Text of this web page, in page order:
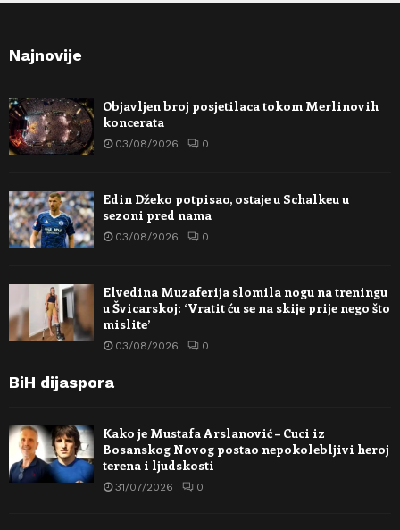
Najnovije
Objavljen broj posjetilaca tokom Merlinovih
koncerata
03/08/2026 0
Edin Džeko potpisao, ostaje u Schalkeu u
sezoni pred nama
03/08/2026 0
Elvedina Muzaferija slomila nogu na treningu
u Švicarskoj: ‘Vratit ću se na skije prije nego što
mislite’
03/08/2026 0
BiH dijaspora
Kako je Mustafa Arslanović – Cuci iz
Bosanskog Novog postao nepokolebljivi heroj
terena i ljudskosti
31/07/2026 0